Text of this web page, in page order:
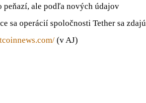
peňazí, ale podľa nových údajov
sa operácií spoločnosti Tether sa zdajú
(v AJ)